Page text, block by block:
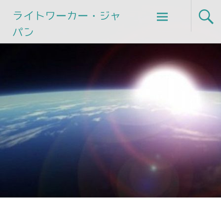
ライトワーカー・ジャ
パン
Skip
to